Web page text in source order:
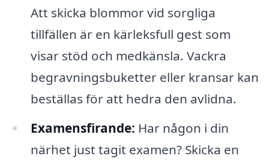
Att skicka blommor vid sorgliga
tillfällen är en kärleksfull gest som
visar stöd och medkänsla. Vackra
begravningsbuketter eller kransar kan
beställas för att hedra den avlidna.
Examensfirande: Har någon i din
närhet just tagit examen? Skicka en